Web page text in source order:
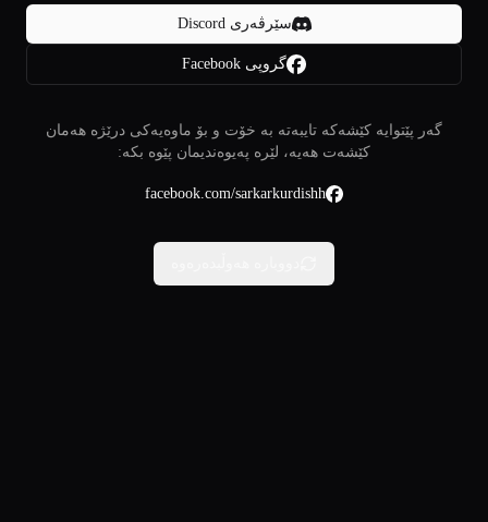
سێرڤەری Discord
گروپی Facebook
گەر پێتوایە کێشەکە تایبەتە بە خۆت و بۆ ماوەیەکی درێژە هەمان
کێشەت هەیە، لێرە پەیوەندیمان پێوە بکە:
facebook.com/sarkarkurdishh